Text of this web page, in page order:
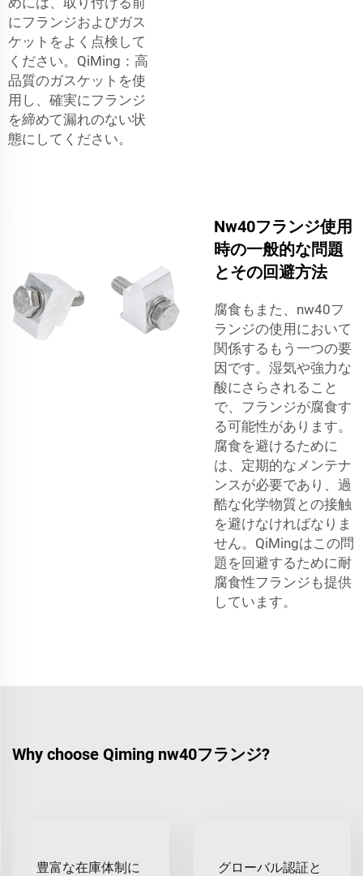
にフランジおよびガス
ケットをよく点検して
ください。QiMing：高
品質のガスケットを使
用し、確実にフランジ
を締めて漏れのない状
態にしてください。
Nw40フランジ使用
時の一般的な問題
とその回避方法
腐食もまた、nw40フ
ランジの使用において
関係するもう一つの要
因です。湿気や強力な
酸にさらされること
で、フランジが腐食す
る可能性があります。
腐食を避けるために
は、定期的なメンテナ
ンスが必要であり、過
酷な化学物質との接触
を避けなければなりま
せん。QiMingはこの問
題を回避するために耐
腐食性フランジも提供
しています。
Why choose Qiming nw40フランジ?
豊富な在庫体制に
グローバル認証と